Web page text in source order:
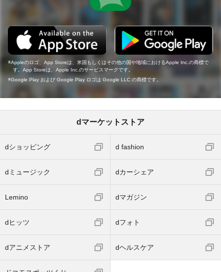
Appleのロゴ、App Storeは、米国もしくはその他の国や地域におけるApple Inc.の商標で
す。App Storeは、Apple Inc.のサービスマークです。
Google Play および Google Play ロゴは Google LLC の商標です。
dマーケットストア
dショッピング d fashion
dミュージック dカーシェア
Lemino dマガジン
dヒッツ dフォト
dアニメストア dヘルスケア